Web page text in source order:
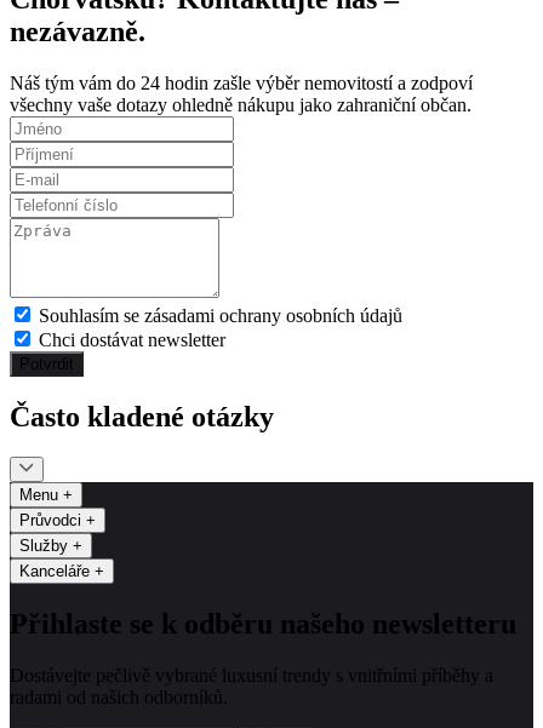
nezávazně.
Náš tým vám do 24 hodin zašle výběr nemovitostí a zodpoví
všechny vaše dotazy ohledně nákupu jako zahraniční občan.
Souhlasím se zásadami ochrany osobních údajů
Chci dostávat newsletter
Potvrdit
Často kladené otázky
Menu +
Průvodci +
Služby +
Kanceláře +
Přihlaste se k odběru našeho newsletteru
Dostávejte pečlivě vybrané luxusní trendy s vnitřními příběhy a
radami od našich odborníků.